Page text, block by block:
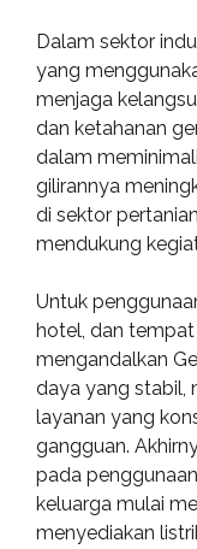
Dalam sektor
yang
menjaga
dan ketahanan
dalam
gilirannya
di sektor
mendukung
Untuk
hotel, dan
mengandalkan
daya yang stabil,
layanan yang
gangguan.
pada
keluarga mulai
menyediakan